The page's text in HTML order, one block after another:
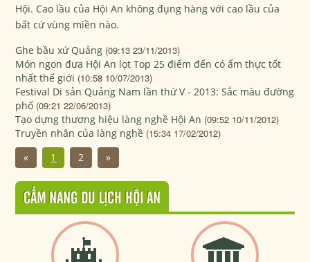
Hội. Cao lầu của Hội An không đụng hàng với cao lầu của
bất cứ vùng miền nào.
Ghe bầu xứ Quảng (09:13 23/11/2013)
Món ngon đưa Hội An lọt Top 25 điểm đến có ẩm thực tốt
nhất thế giới (10:58 10/07/2013)
Festival Di sản Quảng Nam lần thứ V - 2013: Sắc màu đường
phố (09:21 22/06/2013)
Tạo dựng thương hiệu làng nghề Hội An (09:52 10/11/2012)
Truyền nhân của làng nghề (15:34 17/02/2012)
«
1 2 »
CẨM NANG DU LỊCH HỘI AN